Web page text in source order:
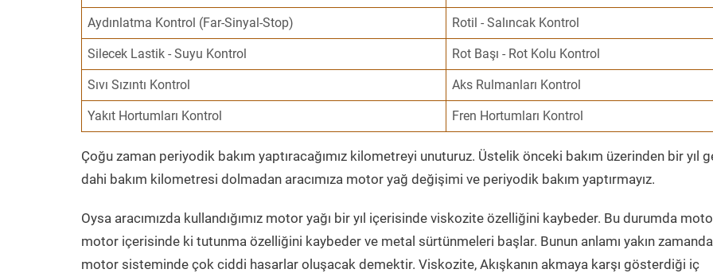
Aydınlatma Kontrol (Far-Sinyal-Stop) Rotil - Salıncak Kontrol
Silecek Lastik - Suyu Kontrol Rot Başı - Rot Kolu Kontrol
Sıvı Sızıntı Kontrol Aks Rulmanları Kontrol
Yakıt Hortumları Kontrol Fren Hortumları Kontrol
Çoğu zaman periyodik bakım yaptıracağımız kilometreyi unuturuz. Üstelik önceki bakım üzerinden bir yıl
dahi bakım kilometresi dolmadan aracımıza motor yağ değişimi ve periyodik bakım yaptırmayız.
Oysa aracımızda kullandığımız motor yağı bir yıl içerisinde viskozite özelliğini kaybeder. Bu durumda
motor içerisinde ki tutunma özelliğini kaybeder ve metal sürtünmeleri başlar. Bunun anlamı yakın zamanda
motor sisteminde çok ciddi hasarlar oluşacak demektir. Viskozite, Akışkanın akmaya karşı gösterdiği iç